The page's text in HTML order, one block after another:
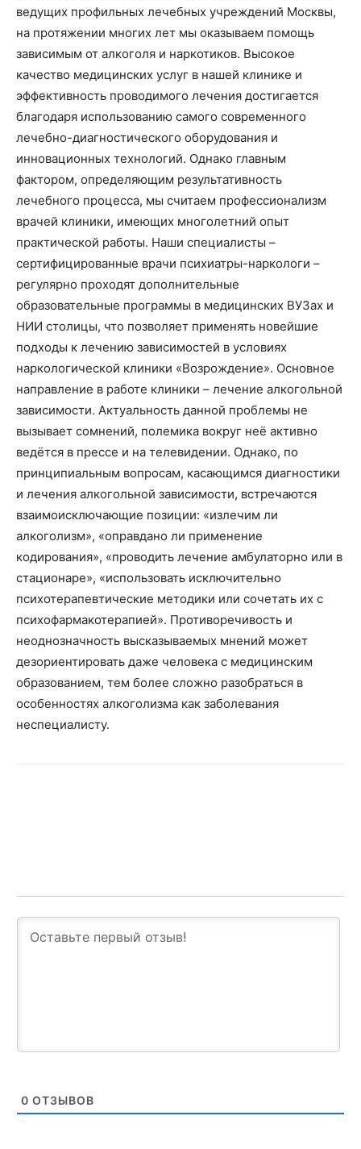
ведущих профильных лечебных учреждений Москвы,
на протяжении многих лет мы оказываем помощь
зависимым от алкоголя и наркотиков. Высокое
качество медицинских услуг в нашей клинике и
эффективность проводимого лечения достигается
благодаря использованию самого современного
лечебно-диагностического оборудования и
инновационных технологий. Однако главным
фактором, определяющим результативность
лечебного процесса, мы считаем профессионализм
врачей клиники, имеющих многолетний опыт
практической работы. Наши специалисты –
сертифицированные врачи психиатры-наркологи –
регулярно проходят дополнительные
образовательные программы в медицинских ВУЗах и
НИИ столицы, что позволяет применять новейшие
подходы к лечению зависимостей в условиях
наркологической клиники «Возрождение». Основное
направление в работе клиники – лечение алкогольной
зависимости. Актуальность данной проблемы не
вызывает сомнений, полемика вокруг неё активно
ведётся в прессе и на телевидении. Однако, по
принципиальным вопросам, касающимся диагностики
и лечения алкогольной зависимости, встречаются
взаимоисключающие позиции: «излечим ли
алкоголизм», «оправдано ли применение
кодирования», «проводить лечение амбулаторно или в
стационаре», «использовать исключительно
психотерапевтические методики или сочетать их с
психофармакотерапией». Противоречивость и
неоднозначность высказываемых мнений может
дезориентировать даже человека с медицинским
образованием, тем более сложно разобраться в
особенностях алкоголизма как заболевания
неспециалисту.
0 ОТЗЫВОВ